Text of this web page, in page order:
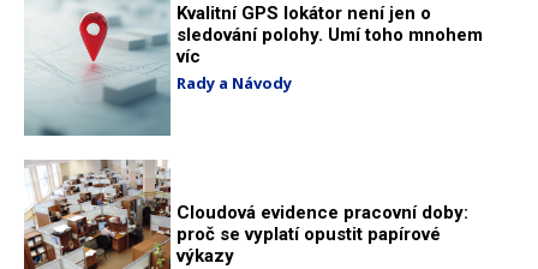
Kvalitní GPS lokátor není jen o
sledování polohy. Umí toho mnohem
víc
Rady a Návody
Cloudová evidence pracovní doby:
proč se vyplatí opustit papírové
výkazy